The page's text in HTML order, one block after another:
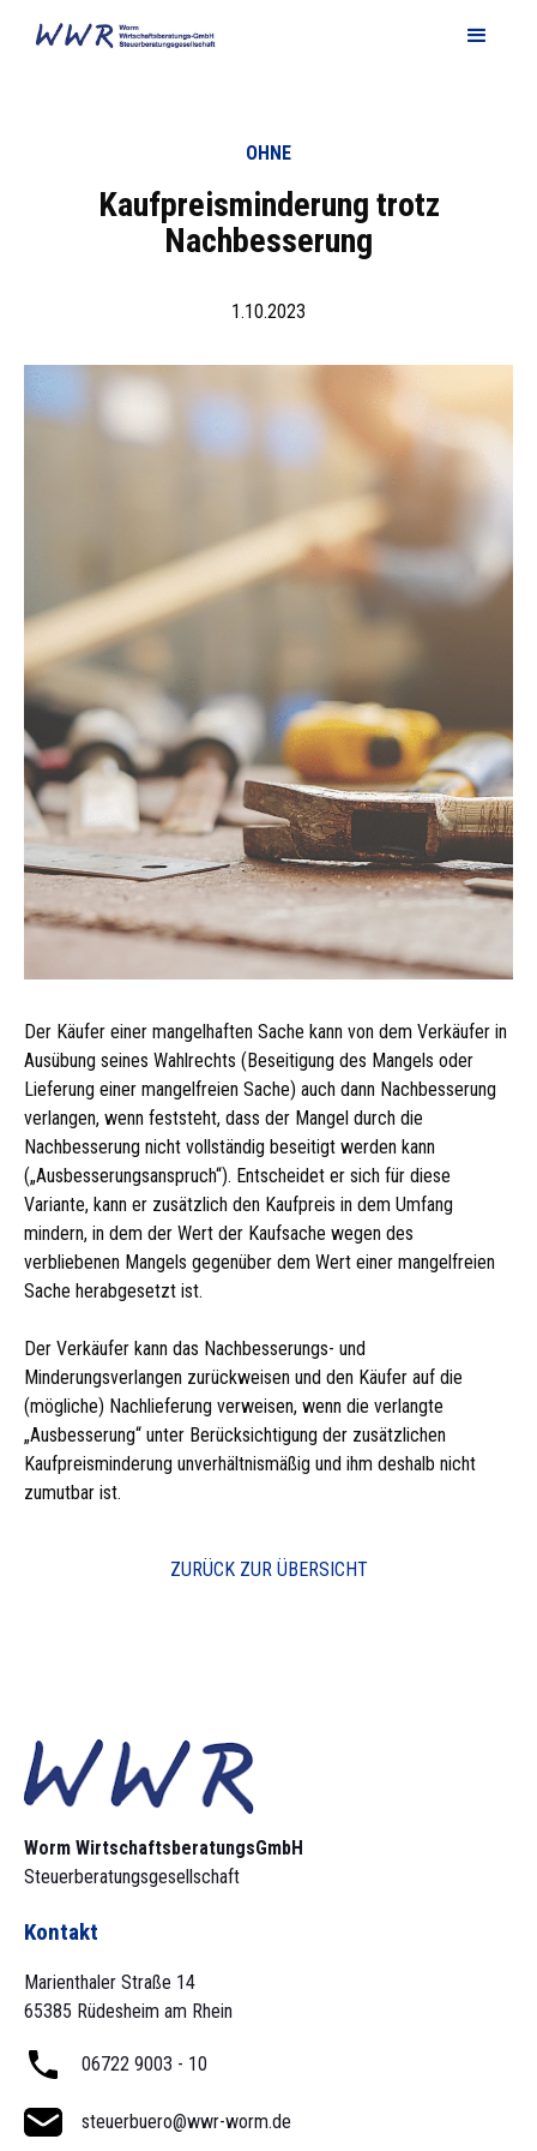
OHNE
Kaufpreisminderung trotz
Nachbesserung
1.10.2023
Der Käufer einer mangelhaften Sache kann von dem Verkäufer in
Ausübung seines Wahlrechts (Beseitigung des Mangels oder
Lieferung einer mangelfreien Sache) auch dann Nachbesserung
verlangen, wenn feststeht, dass der Mangel durch die
Nachbesserung nicht vollständig beseitigt werden kann
(„Ausbesserungsanspruch“). Entscheidet er sich für diese
Variante, kann er zusätzlich den Kaufpreis in dem Umfang
mindern, in dem der Wert der Kaufsache wegen des
verbliebenen Mangels gegenüber dem Wert einer mangelfreien
Sache herabgesetzt ist.
Der Verkäufer kann das Nachbesserungs- und
Minderungsverlangen zurückweisen und den Käufer auf die
(mögliche) Nachlieferung verweisen, wenn die verlangte
„Ausbesserung“ unter Berücksichtigung der zusätzlichen
Kaufpreisminderung unverhältnismäßig und ihm deshalb nicht
zumutbar ist.
ZURÜCK ZUR ÜBERSICHT
Worm Wirtschaftsberatungs­GmbH
Steuerberatungsgesellschaft
Kontakt
Marienthaler Straße 14
65385 Rüdesheim am Rhein
06722 9003 - 10
steuerbuero@wwr-worm.de